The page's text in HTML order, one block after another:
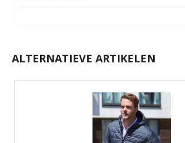
ALTERNATIEVE ARTIKELEN